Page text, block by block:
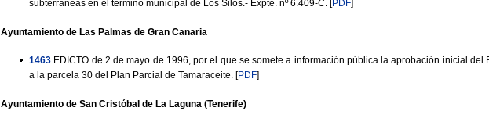
subterráneas en el término municipal de Los Silos.- Expte. nº 6.409-C. [PDF]
Ayuntamiento de Las Palmas de Gran Canaria
1463 EDICTO de 2 de mayo de 1996, por el que se somete a información pública la aprobación inicial del
a la parcela 30 del Plan Parcial de Tamaraceite. [PDF]
Ayuntamiento de San Cristóbal de La Laguna (Tenerife)